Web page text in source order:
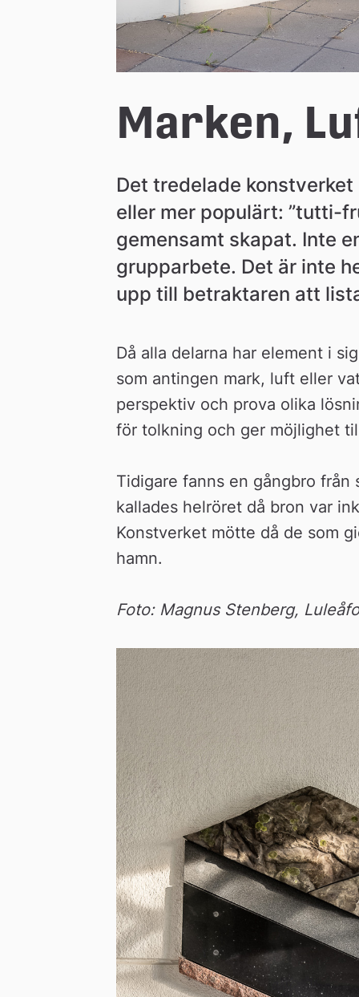
Marken,
Det tredelade
eller mer populärt: ”tutti-
gemensamt skapat. Inte
grupparbete. Det är inte
upp till betraktaren att
Då alla delarna har element i
som antingen mark, luft eller
perspektiv och prova olika
för tolkning och ger möjlighet
Tidigare fanns en gångbro från
kallades helröret då bron var
Konstverket mötte då de som
hamn.
Foto: Magnus Stenberg,